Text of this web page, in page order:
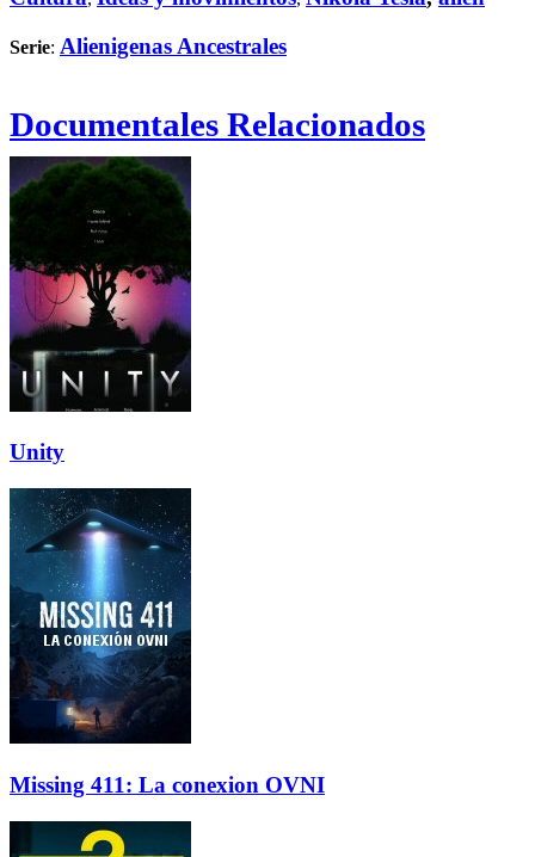
Serie: Alienigenas Ancestrales
Documentales Relacionados
Unity
Missing 411: La conexion OVNI